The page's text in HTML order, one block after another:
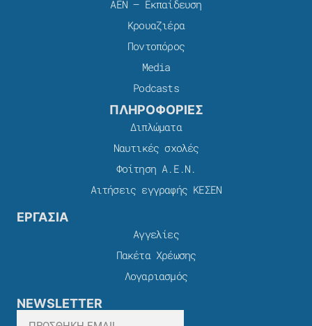
ΑΕΝ – Εκπαίδευση
Κρουαζιέρα
Ποντοπόρος
Media
Podcasts
ΠΛΗΡΟΦΟΡΙΕΣ
Διπλώματα
Ναυτικές σχολές
Φοίτηση Α.Ε.Ν.
Αιτήσεις εγγραφής ΚΕΣΕΝ
ΕΡΓΑΣΙΑ
Αγγελίες
Πακέτα Χρέωσης​
Λογαριασμός
NEWSLETTER